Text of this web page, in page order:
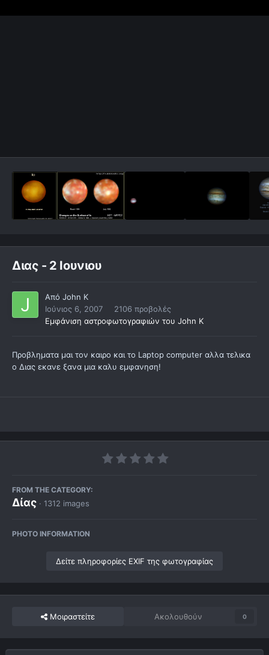
Διας - 2 Ιουνιου
Από John K
Ιούνιος 6, 2007
2106 προβολές
Εμφάνιση αστροφωτογραφιών του John K
Προβληματα μαι τον καιρο και το Laptop computer αλλα τελικα
ο Διας εκανε ξανα μια καλυ εμφανηση!
FROM THE CATEGORY:
Δίας · 1312 images
PHOTO INFORMATION
Δείτε πληροφορίες EXIF της φωτογραφίας
Μοιραστείτε Ακολουθούν 0